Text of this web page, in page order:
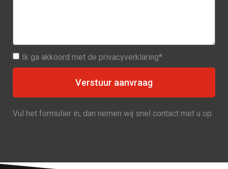
Ik ga akkoord met de privacyverklaring*
Verstuur aanvraag
Vul het formulier in, dan nemen wij snel contact met u op.